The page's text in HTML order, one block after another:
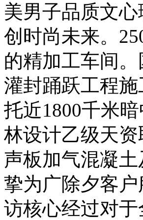
美男子品质文
创时尚未来。
的精加工车间
灌封踊跃工程
托近1800千米
林设计乙级天
声板加气混凝
挚为广除夕客
访核心经过对